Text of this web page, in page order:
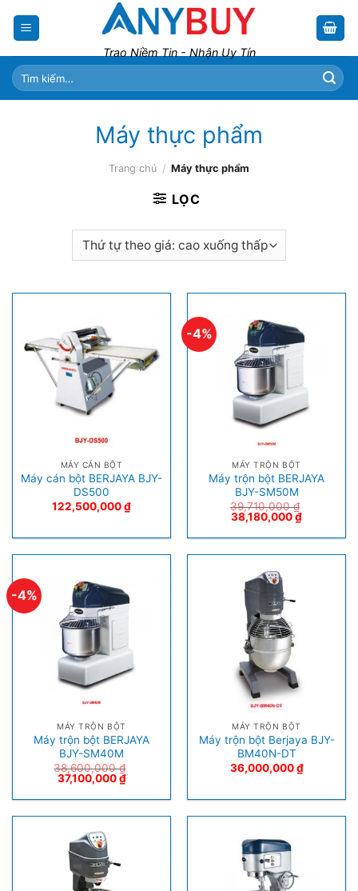
Trao Niềm Tin - Nhận Uy Tín
Tìm
kiếm:
Máy thực phẩm
Trang chủ / Máy thực phẩm
LỌC
MÁY CÁN BỘT
Máy cán bột BERJAYA BJY-
DS500
122,500,000₫
-4%
MÁY TRỘN BỘT
Máy trộn bột BERJAYA
BJY-SM50M
39,710,000₫
38,180,000₫
-4%
MÁY TRỘN BỘT
Máy trộn bột BERJAYA
BJY-SM40M
38,600,000₫
37,100,000₫
MÁY TRỘN BỘT
Máy trộn bột Berjaya BJY-
BM40N-DT
36,000,000₫